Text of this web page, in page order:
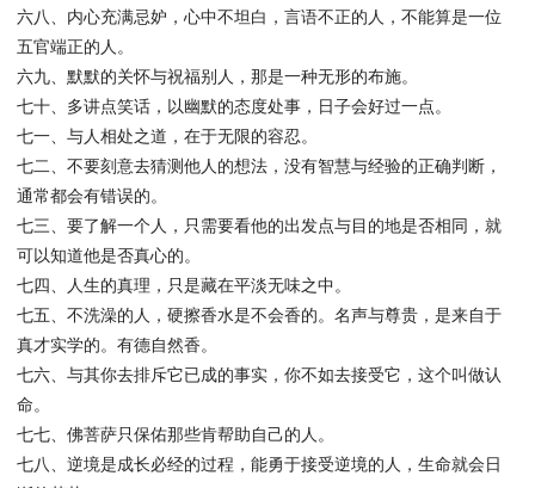
六八、内心充满忌妒，心中不坦白，言语不正的人，不能算是一位
五官端正的人。
六九、默默的关怀与祝福别人，那是一种无形的布施。
七十、多讲点笑话，以幽默的态度处事，日子会好过一点。
七一、与人相处之道，在于无限的容忍。
七二、不要刻意去猜测他人的想法，没有智慧与经验的正确判断，
通常都会有错误的。
七三、要了解一个人，只需要看他的出发点与目的地是否相同，就
可以知道他是否真心的。
七四、人生的真理，只是藏在平淡无味之中。
七五、不洗澡的人，硬擦香水是不会香的。名声与尊贵，是来自于
真才实学的。有德自然香。
七六、与其你去排斥它已成的事实，你不如去接受它，这个叫做认
命。
七七、佛菩萨只保佑那些肯帮助自己的人。
七八、逆境是成长必经的过程，能勇于接受逆境的人，生命就会日